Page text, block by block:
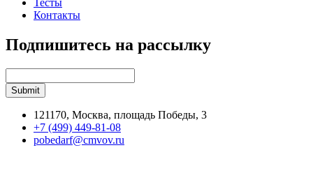
Контакты
Подпишитесь на рассылку
121170, Москва, площадь Победы, 3
+7 (499) 449-81-08
pobedarf@cmvov.ru